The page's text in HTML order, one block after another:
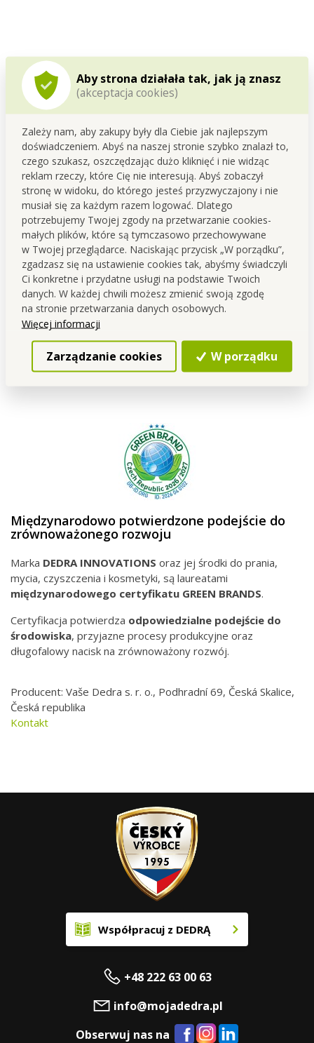
Aby strona działała tak, jak ją znasz
(akceptacja cookies)
Zależy nam, aby zakupy były dla Ciebie jak najlepszym
doświadczeniem. Abyś na naszej stronie szybko znalazł to,
czego szukasz, oszczędzając dużo kliknięć i nie widząc
reklam rzeczy, które Cię nie interesują. Abyś zobaczył
stronę w widoku, do którego jesteś przyzwyczajony i nie
musiał się za każdym razem logować. Dlatego
potrzebujemy Twojej zgody na przetwarzanie cookies-
małych plików, które są tymczasowo przechowywane
w Twojej przeglądarce. Naciskając przycisk „W porządku”,
zgadzasz się na ustawienie cookies tak, abyśmy świadczyli
Ci konkretne i przydatne usługi na podstawie Twoich
danych. W każdej chwili możesz zmienić swoją zgodę
na stronie przetwarzania danych osobowych.
Więcej informacji
Zarządzanie cookies W porządku
Opracowujemy i produkujemy w Czechach
Ten produkt powstaje w naszym własnym zapleczu
produkcyjnym wCzeskiej Skalicy.
Już od1995roku zajmujemy się rozwojem oraz produkcją
drogerii i kosmetyków.
Podczas opracowywania stawiamy na
jakość oraz troskę o ludzi i dom
Międzynarodowo potwierdzone podejście do
zrównoważonego rozwoju
Marka DEDRA INNOVATIONS oraz jej środki do prania,
mycia, czyszczenia i kosmetyki, są laureatami
międzynarodowego certyfikatu GREEN BRANDS.
Certyfikacja potwierdza odpowiedzialne podejście do
środowiska, przyjazne procesy produkcyjne oraz
długofalowy nacisk na zrównoważony rozwój.
Producent: Vaše Dedra s. r. o., Podhradní 69, Česká Skalice,
Česká republika
Kontakt
Współpracuj z DEDRĄ
+48 222 63 00 63
info@mojadedra.pl
Obserwuj nas na